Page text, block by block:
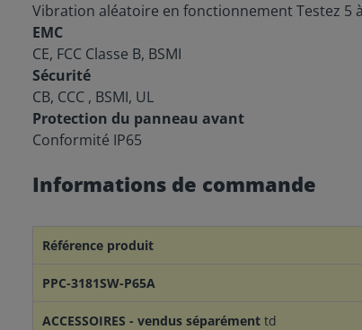
Vibration aléatoire en fonctionnement Testez 5 à
EMC
CE, FCC Classe B, BSMI
Sécurité
CB, CCC , BSMI, UL
Protection du panneau avant
Conformité IP65
Informations de commande
Référence produit
PPC-3181SW-P65A
ACCESSOIRES - vendus séparément td